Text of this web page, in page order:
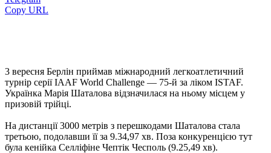
Copy URL
3 вересня Берлін приймав міжнародний легкоатлетичний
турнір серії IAAF World Challenge — 75-й за ліком ISTAF.
Українка Марія Шаталова відзначилася на ньому місцем у
призовій трійці.
На дистанції 3000 метрів з перешкодами Шаталова стала
третьою, подолавши її за 9.34,97 хв. Поза конкуренцією тут
була кенійка Селліфіне Чептік Чесполь (9.25,49 хв).